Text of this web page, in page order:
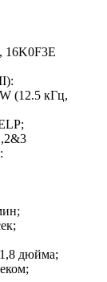
16K0F3E
(12.5 кГц,
дюйма;